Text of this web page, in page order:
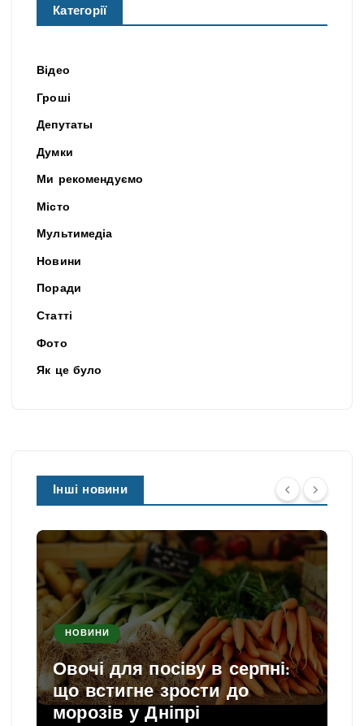
Категорії
Відео
Гроші
Депутаты
Думки
Ми рекомендуємо
Місто
Мультимедіа
Новини
Поради
Статті
Фото
Як це було
Інші новини
НОВИНИ
Овочі для посіву в серпні:
що встигне зрости до
морозів у Дніпрі